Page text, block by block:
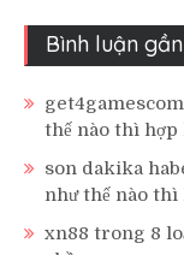
Bình luận
get4gamescom
thế nào thì hợp
son dakika
như thế nào thì
xn88 trong 8